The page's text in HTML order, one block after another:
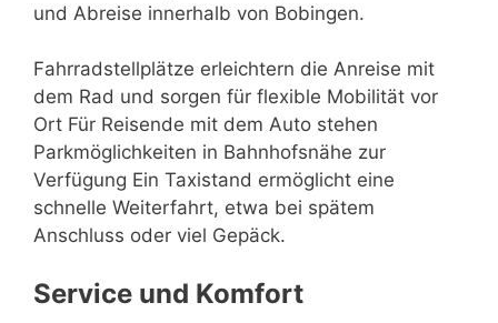
und Abreise innerhalb von Bobingen.
Fahrradstellplätze erleichtern die Anreise mit
dem Rad und sorgen für flexible Mobilität vor
Ort Für Reisende mit dem Auto stehen
Parkmöglichkeiten in Bahnhofsnähe zur
Verfügung Ein Taxistand ermöglicht eine
schnelle Weiterfahrt, etwa bei spätem
Anschluss oder viel Gepäck.
Service und Komfort